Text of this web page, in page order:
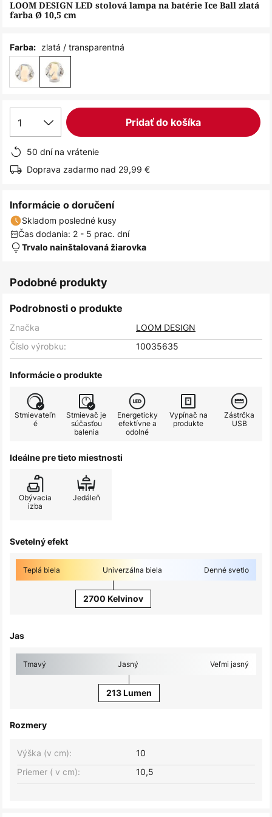
LOOM DESIGN LED stolová lampa na batérie Ice Ball zlatá
farba Ø 10,5 cm
Farba: zlatá / transparentná
1 Pridať do košíka
50 dní na vrátenie
Doprava zadarmo nad 29,99 €
Informácie o doručení
Skladom posledné kusy
Čas dodania: 2 - 5 prac. dní
Trvalo nainštalovaná žiarovka
Podobné produkty
Podrobnosti o produkte
Značka
LOOM DESIGN
Číslo výrobku:
10035635
Informácie o produkte
Stmievateľn
é
Stmievač je
súčasťou
balenia
Energeticky
efektívne a
odolné
Vypínač na
produkte
Zástrčka
USB
Ideálne pre tieto miestnosti
Obývacia
izba
Jedáleň
Svetelný efekt
Teplá biela Univerzálna biela Denné svetlo
2700 Kelvinov
Jas
Tmavý Jasný Veľmi jasný
213 Lumen
Rozmery
Výška (v cm):
10
Priemer ( v cm):
10,5